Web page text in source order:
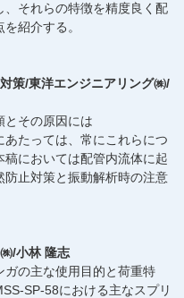
それらの特徴を精度良く配
紹介する。
策/東洋エンジニアリング㈱/
とその原因には
たっては、常にこれらにつ
においては配管内流体に起
止対策と振動解析時の注意
/小林 隆志
の主な使用目的と荷重特
SP-58における主なスプリ